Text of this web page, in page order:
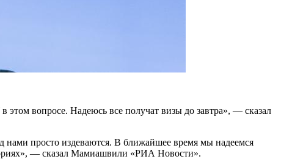
вопросе. Надеюсь все получат визы до завтра», — сказал
просто издеваются. В ближайшее время мы надеемся
— сказал Мамиашвили «РИА Новости».